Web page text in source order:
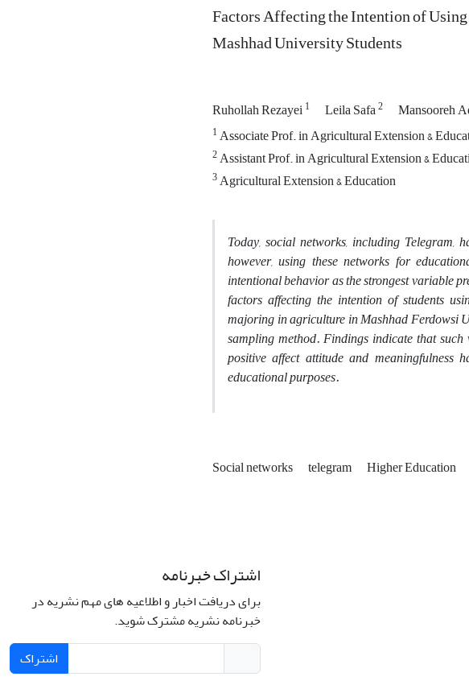
Factors Affecting the Intention of
Mashhad University Students
Ruhollah Rezayei1 Leila Safa2 Mansooreh
1Associate Prof. in Agricultural Extension &
2Assistant Prof. in Agricultural Extension &
3Agricultural Extension & Education
Today, social networks, including Telegram,
however, using these networks for
intentional behavior as the strongest variable
factors affecting the intention of students
majoring in agriculture in Mashhad Ferdowsi
sampling method. Findings indicate that
positive affect attitude and
educational purposes.
Social networks telegram Higher Education
اشتراک خبرنامه
برای دریافت اخبار و اطلاعیه های مهم نشریه در
خبرنامه نشریه مشترک شوید.
اشتراک